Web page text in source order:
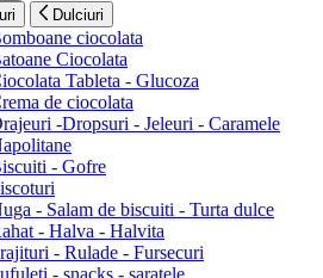
Dulciuri
ciocolata
Ciocolata
Tableta - Glucoza
de ciocolata
-Dropsuri - Jeleuri - Caramele
- Gofre
- Salam de biscuiti - Turta dulce
- Halva - Halvita
- Rulade - Fursecuri